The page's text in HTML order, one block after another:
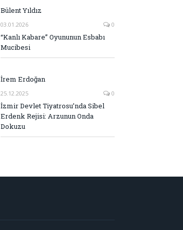
Bülent Yıldız
03.01.2026 0
“Kanlı Kabare” Oyununun Esbabı
Mucibesi
İrem Erdoğan
25.12.2025 0
İzmir Devlet Tiyatrosu’nda Sibel
Erdenk Rejisi: Arzunun Onda
Dokuzu